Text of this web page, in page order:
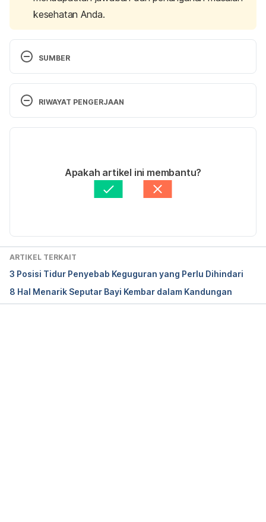
kesehatan Anda.
SUMBER
NHS. 2016. Pregnant with Twins. Retrieved from
http://www.nhs.uk/conditions/pregnancy-and-
baby/pages/what-causes-twins.aspx. Accessed
American Pregnancy Association. 2016. How A
Multiples Pregnancy Occurs. Retrieved from
http://americanpregnancy.org/multiples/how-
RIWAYAT PENGERJAAN
Ditulis oleh Arinda Veratamala
Ditinjau secara medis oleh
dr. Andreas Wilson
Setiawan, M.Kes.
Apakah artikel ini membantu?
ARTIKEL TERKAIT
3 Posisi Tidur Penyebab Keguguran yang Perlu Dihindari
8 Hal Menarik Seputar Bayi Kembar dalam Kandungan